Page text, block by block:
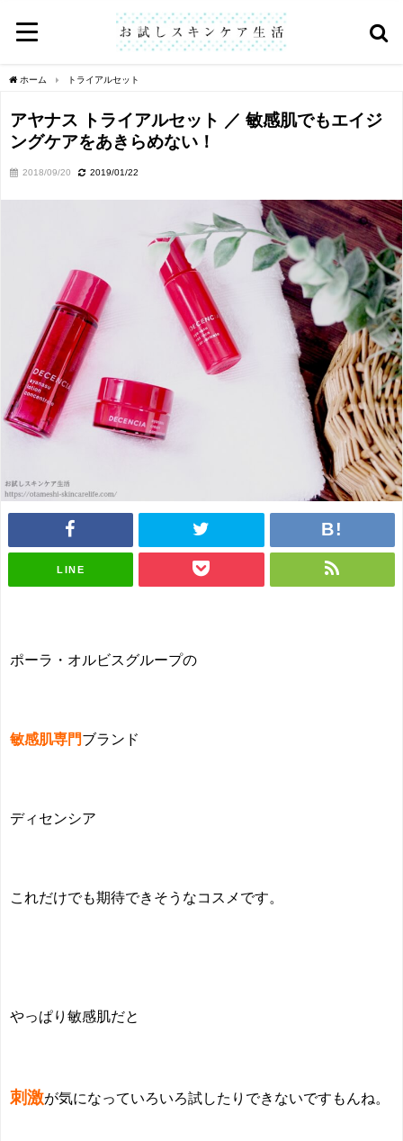
ホーム トライアルセット
アヤナス トライアルセット ／ 敏感肌でもエイジ
ングケアをあきらめない！
2018/09/20 2019/01/22
LINE
ポーラ・オルビスグループの
敏感肌専門ブランド
ディセンシア
これだけでも期待できそうなコスメです。
やっぱり敏感肌だと
刺激が気になっていろいろ試したりできないですもんね。